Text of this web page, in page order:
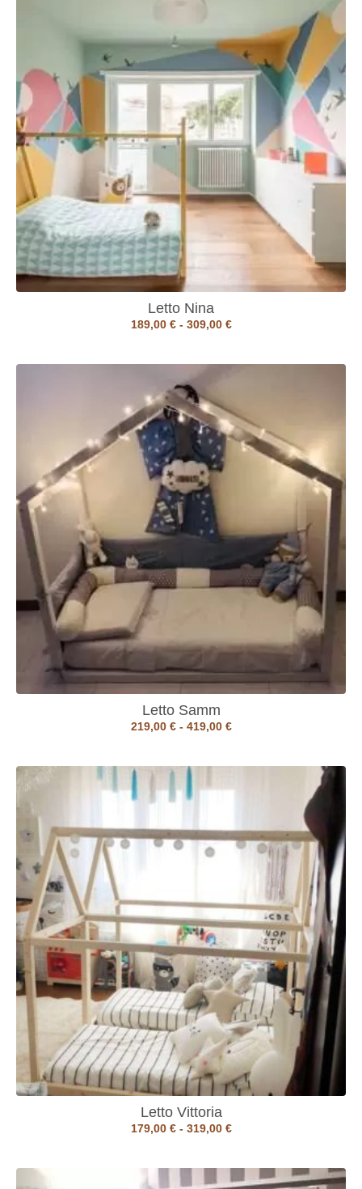
Letto Nina
189,00 € - 309,00 €
Letto Samm
219,00 € - 419,00 €
Letto Vittoria
179,00 € - 319,00 €